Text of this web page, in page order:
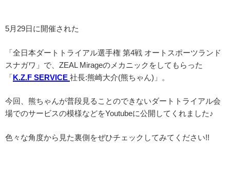
5月29日に開催された
「全日本ダートトライアル選手権 第4戦 オートスポーツランド
スナガワ」で、ZEAL Mirageのメカニックをしてもらった
「K.Z.F SERVICE 社長:熊崎大介(熊ちゃん)」。
今回、熊ちゃんが普段見ることのできないダートトライアル会
場でのサービスの模様などをYoutubeに公開してくれました♪
色々な角度から見た裏側をぜひチェックしてみてください!!